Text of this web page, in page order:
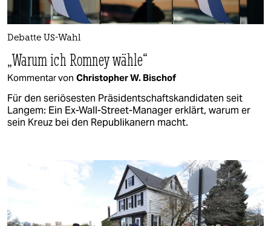
Debatte US-Wahl
„Warum ich Romney wähle“
Kommentar von Christopher W. Bischof
Für den seriösesten Präsidentschaftskandidaten seit
Langem: Ein Ex-Wall-Street-Manager erklärt, warum er
sein Kreuz bei den Republikanern macht.